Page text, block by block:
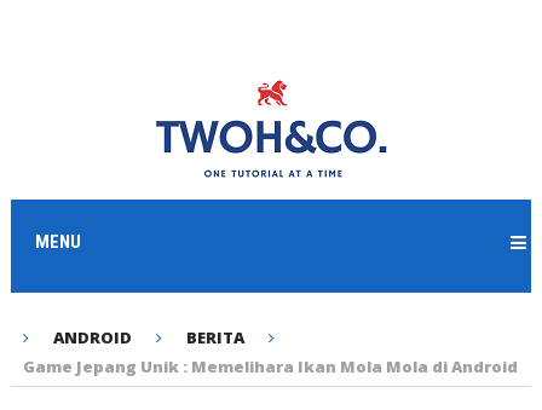
MENU
ANDROID
BERITA
Game Jepang Unik : Memelihara Ikan Mola Mola di Android